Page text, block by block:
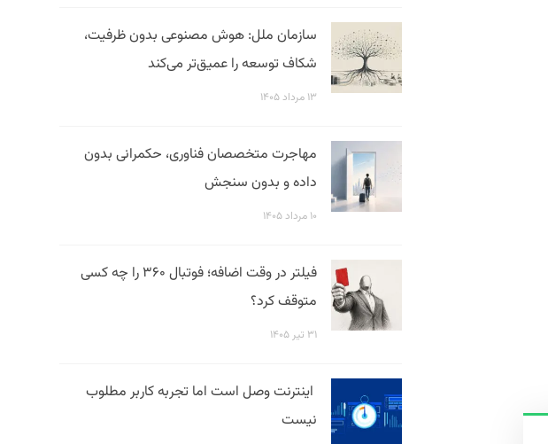
سازمان ملل: هوش مصنوعی بدون ظرفیت،
شکاف توسعه را عمیق‌تر می‌کند
۱۳ مرداد ۱۴۰۵
مهاجرت متخصصان فناوری، حکمرانی بدون
داده و بدون سنجش
۱۰ مرداد ۱۴۰۵
فیلتر در وقت اضافه؛ فوتبال ۳۶۰ را چه کسی
متوقف کرد؟
۳۱ تیر ۱۴۰۵
اینترنت وصل است اما تجربه کاربر مطلوب
نیست